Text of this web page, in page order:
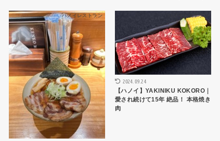
ハノイレストラン ハノイレストラン
2024.09.24
【ハノイ】YAKINIKU KOKORO｜
愛され続けて15年 絶品！ 本格焼き
肉